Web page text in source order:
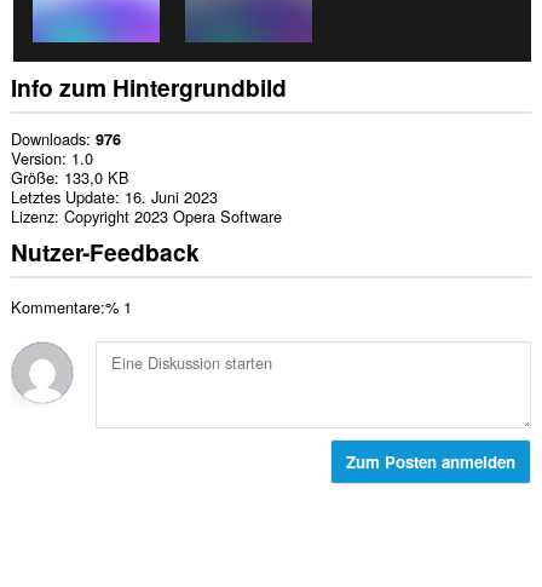
Info zum Hintergrundbild
Downloads 976
Version 1.0
Größe 133,0 KB
Letztes Update 16. Juni 2023
Lizenz Copyright 2023 Opera Software
Nutzer-Feedback
Kommentare:% 1
Zum Posten anmelden